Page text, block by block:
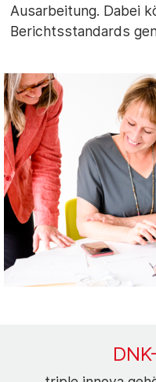
Ausarbeitung. Dabei
Berichtsstandards